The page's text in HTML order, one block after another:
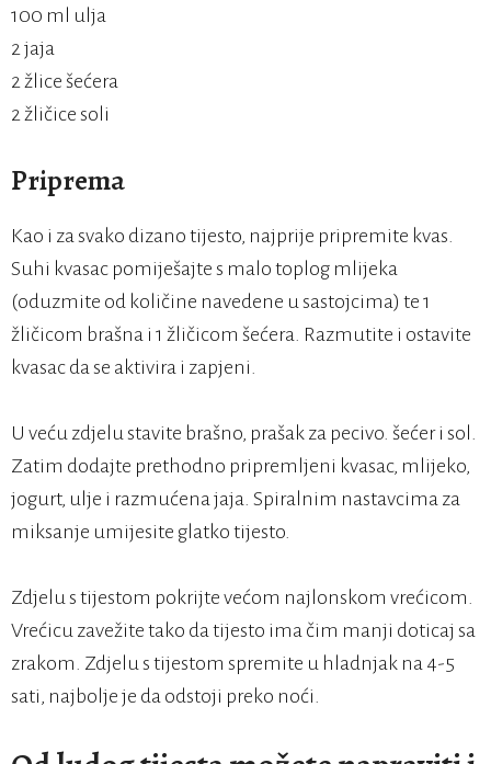
100 ml ulja
2 jaja
2 žlice šećera
2 žličice soli
Priprema
Kao i za svako dizano tijesto, najprije pripremite kvas.
Suhi kvasac pomiješajte s malo toplog mlijeka
(oduzmite od količine navedene u sastojcima) te 1
žličicom brašna i 1 žličicom šećera. Razmutite i ostavite
kvasac da se aktivira i zapjeni.
U veću zdjelu stavite brašno, prašak za pecivo. šećer i sol.
Zatim dodajte prethodno pripremljeni kvasac, mlijeko,
jogurt, ulje i razmućena jaja. Spiralnim nastavcima za
miksanje umijesite glatko tijesto.
Zdjelu s tijestom pokrijte većom najlonskom vrećicom.
Vrećicu zavežite tako da tijesto ima čim manji doticaj sa
zrakom. Zdjelu s tijestom spremite u hladnjak na 4-5
sati, najbolje je da odstoji preko noći.